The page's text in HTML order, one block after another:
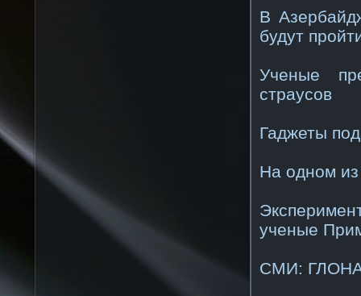
В
будут
Ученые
страусов
Гаджеты
На одном из
ученые
СМИ: